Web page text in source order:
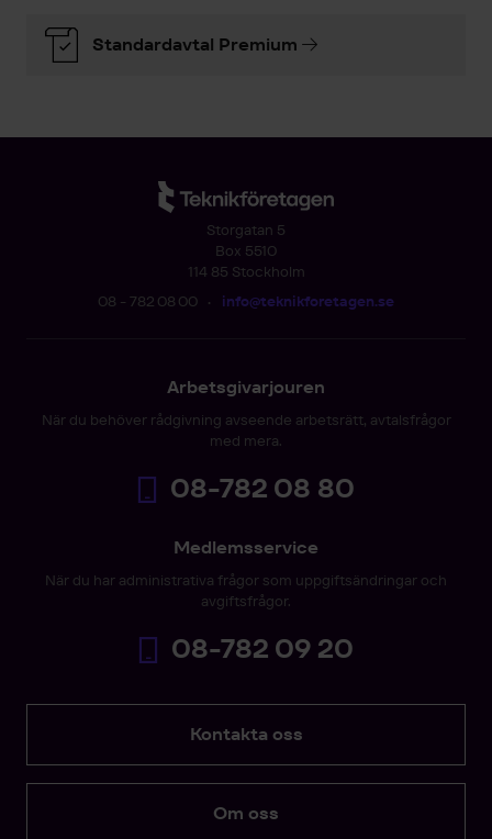
Standardavtal Premium
Storgatan 5
Box 5510
114 85 Stockholm
08 - 782 08 00 • info@teknikforetagen.se
Arbetsgivarjouren
När du behöver rådgivning avseende arbetsrätt, avtalsfrågor
med mera.
08-782 08 80
Medlemsservice
När du har administrativa frågor som uppgiftsändringar och
avgiftsfrågor.
08-782 09 20
Kontakta oss
Om oss